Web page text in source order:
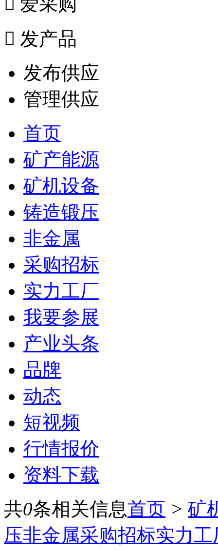
 发产品
发布供应
管理供应
首页
矿产能源
矿机设备
铸造锻压
非金属
采购招标
实力工厂
我要参展
产业头条
品牌
动态
短视频
行情报价
资料下载
共0条相关信息首页 > 矿
压非金属采购招标实力工